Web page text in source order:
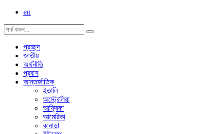
en
প্রচ্ছদ
জাতীয়
অর্থনীতি
প্রবাস
আন্তর্জাতিক
ইতালি
অস্ট্রেলিয়া
আফ্রিকা
আমেরিকা
কানাডা